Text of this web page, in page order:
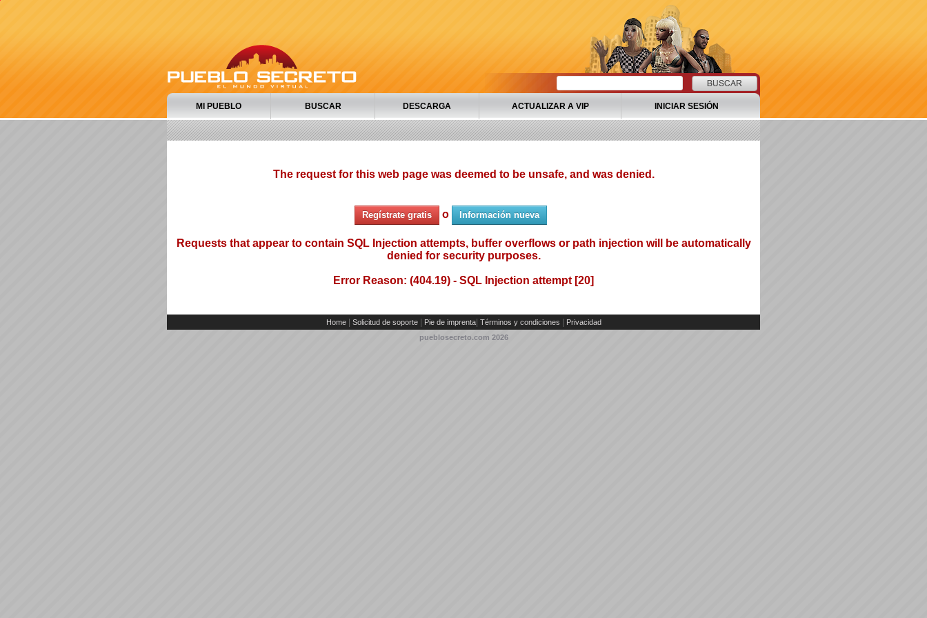
MI PUEBLO BUSCAR DESCARGA ACTUALIZAR A VIP INICIAR SESIÓN
The request for this web page was deemed to be unsafe, and was denied.
Regístrate gratis o Información nueva
Requests that appear to contain SQL Injection attempts, buffer overflows or path injection will be automatically
denied for security purposes.
Error Reason: (404.19) - SQL Injection attempt [20]
Home Solicitud de soporte Pie de imprenta| Términos y condiciones
Privacidad
pueblosecreto.com 2026